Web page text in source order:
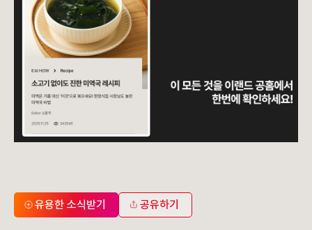
유용한 소식받기 공유하기